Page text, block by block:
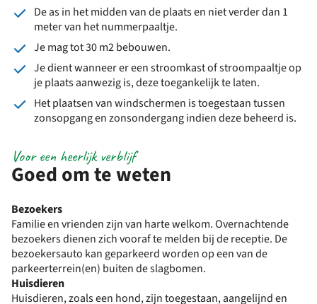
De as in het midden van de plaats en niet verder dan 1
meter van het nummerpaaltje.
Je mag tot 30 m2 bebouwen.
Je dient wanneer er een stroomkast of stroompaaltje op
je plaats aanwezig is, deze toegankelijk te laten.
Het plaatsen van windschermen is toegestaan tussen
zonsopgang en zonsondergang indien deze beheerd is.
Goed om te weten
Voor een heerlijk verblijf
Bezoekers
Familie en vrienden zijn van harte welkom. Overnachtende
bezoekers dienen zich vooraf te melden bij de receptie. De
bezoekersauto kan geparkeerd worden op een van de
parkeerterrein(en) buiten de slagbomen.
Huisdieren
Huisdieren, zoals een hond, zijn toegestaan, aangelijnd en